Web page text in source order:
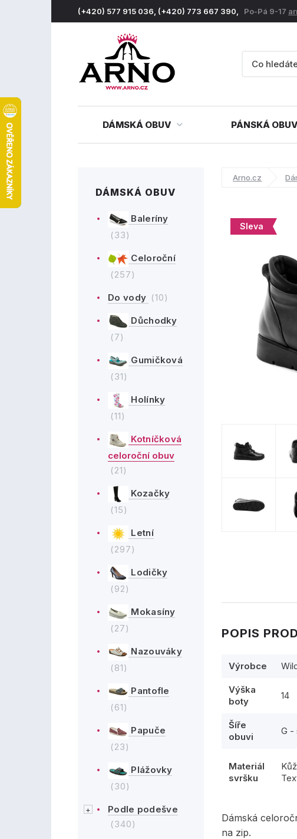
(+420) 577 915 036, (+420) 773 667 390, Po-Pá 9-17
DÁMSKÁ OBUV PÁNSKÁ OBUV
DÁMSKÁ OBUV
Baleríny
(33)
Celoroční
(257)
Do vody (10)
Důchodky
(7)
Gumičková
(31)
Holínky
(11)
Kotníčková
celoroční obuv
(21)
Kozačky
(15)
Letní
(297)
Lodičky
(92)
Mokasíny
(27)
Nazouváky
(81)
Pantofle
(61)
Papuče
(23)
Plážovky
(30)
Podle podešve
(340)
Arno.cz
Sleva
POPIS
Výrobce
Výška
boty
14
Šíře
obuvi
G -
Materiál
svršku
Dámská
na zip.